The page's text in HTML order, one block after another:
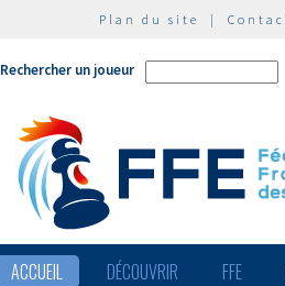
Plan du site |
Rechercher un joueur
ACCUEIL DÉCOUVRIR FFE